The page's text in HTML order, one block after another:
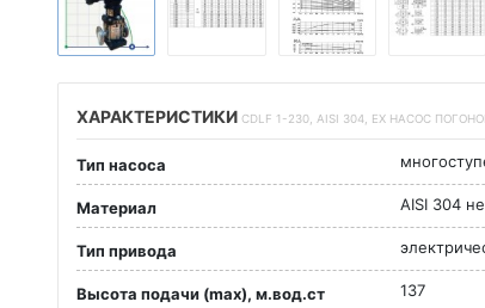
ХАРАКТЕРИСТИКИ CDLF 1-230, AISI 304, EX НАСОС
Тип насоса
Материал AISI 304
Тип привода
Высота подачи (max), м.вод.ст 137